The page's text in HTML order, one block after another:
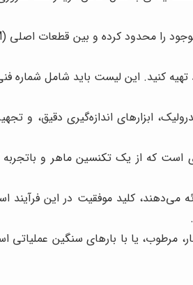
تهیه کنید. این لیست باید شامل شماره
اندازه‌گیری دقیق، و
است که از یک تکنسین ماهر و
می‌دهند، کلید موفقیت در این
مرطوب، یا با بارهای سنگین عملیاتی